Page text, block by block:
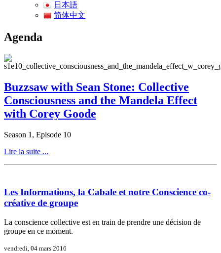
日本語
简体中文
Agenda
Buzzsaw with Sean Stone: Collective
Consciousness and the Mandela Effect
with Corey Goode
Season 1, Episode 10
Lire la suite ...
Les Informations, la Cabale et notre Conscience co-
créative de groupe
La conscience collective est en train de prendre une décision de
groupe en ce moment.
vendredi, 04 mars 2016